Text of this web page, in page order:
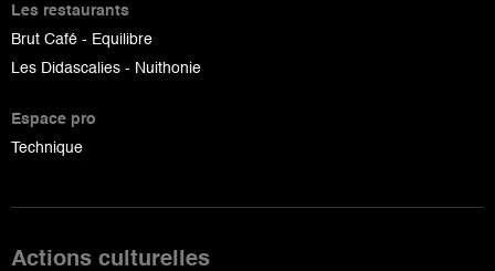
Les restaurants
Brut Café - Equilibre
Les Didascalies - Nuithonie
Espace pro
Technique
Actions culturelles